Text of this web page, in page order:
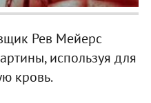
Рев Мейерс
используя для
кровь.